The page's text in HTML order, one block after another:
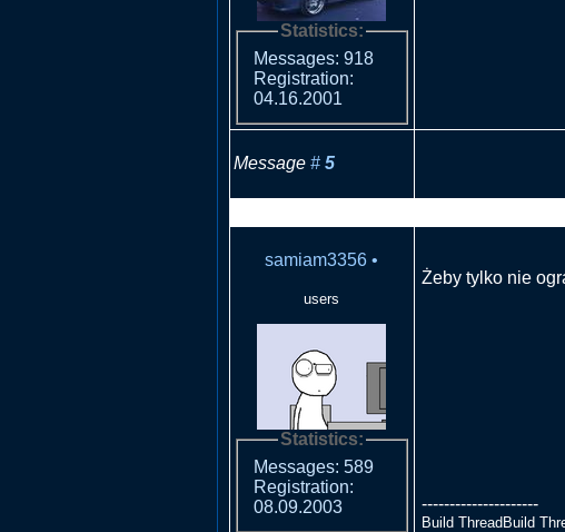
Statistics:
Messages: 918
Registration:
04.16.2001
Message # 5
samiam3356 •
users
Statistics:
Messages: 589
Registration:
08.09.2003
Żeby tylko nie
---------------------
Build ThreadBuild